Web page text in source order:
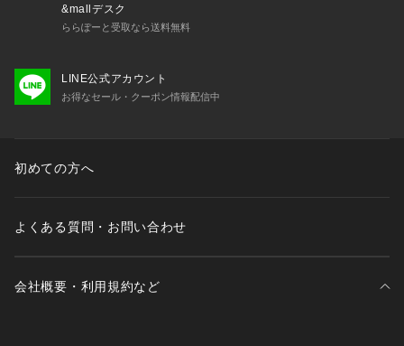
&mallデスク
ららぽーと受取なら送料無料
LINE公式アカウント
お得なセール・クーポン情報配信中
初めての方へ
よくある質問・お問い合わせ
会社概要・利用規約など